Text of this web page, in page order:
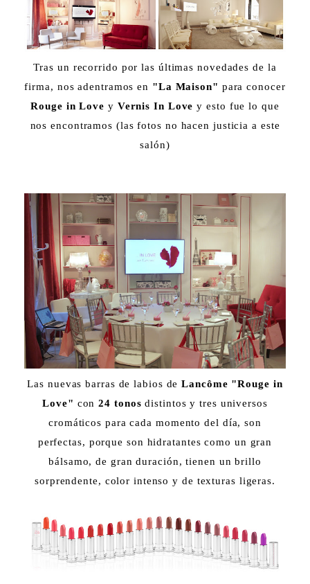
Tras un recorrido por las últimas novedades de la
firma, nos adentramos en "La Maison" para conocer
Rouge in Love y Vernis In Love y esto fue lo que
nos encontramos (las fotos no hacen justicia a este
salón)
Las nuevas barras de labios deLancôme "Rouge in
Love" con24 tonos distintos y tres universos
cromáticos para cada momento del día, son
perfectas, porque son hidratantes como un gran
bálsamo, de gran duración, tienen un brillo
sorprendente, color intenso y de texturas ligeras.